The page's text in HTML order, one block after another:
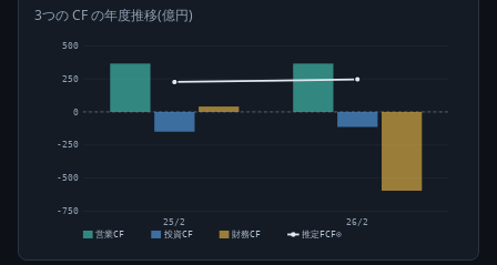
3つの CF の年度推移(億円)
-750
-500
-250
0
250
500
25/2
26/2
営業CF
投資CF 財務CF 推定FCF⊙